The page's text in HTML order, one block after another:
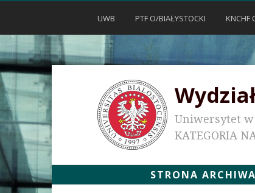
UWB PTF O/BIAŁYSTOCKI KNCHF
Uniwersytet w
KATEGORIA
STRONA